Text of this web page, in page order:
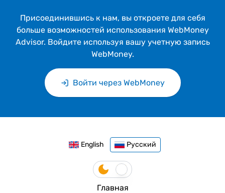
Присоединившись к нам, вы откроeте для себя
больше возможностей использования WebMoney
Advisor. Войдите используя вашу учетную запись
WebMoney.
Войти через WebMoney
Главная
English Русский